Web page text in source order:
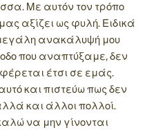
Με αυτόν τον τρόπο
αξίζει ως φυλή. Ειδικά
μεγάλη ανακάλυψή μου
που αναπτύξαμε, δεν
έτσι σε εμάς.
και πιστεύω πως δεν
και άλλοι πολλοί.
να μην γίνονται